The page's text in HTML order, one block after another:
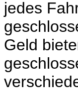
jedes
Geld